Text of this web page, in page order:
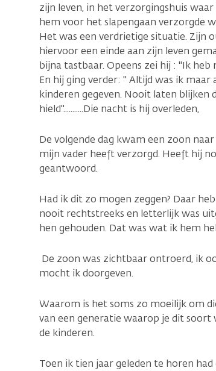
zijn leven, in het verzorgingshuis
hem voor het slapengaan verzorgde
Het was een verdrietige situatie. Zijn
hiervoor een einde aan zijn leven
bijna tastbaar. Opeens zei hij : "Ik
En hij ging verder: " Altijd was ik
kinderen gegeven. Nooit laten blijken
hield"...........Die nacht is hij overleden,
De volgende dag kwam een zoon
mijn vader heeft verzorgd. Heeft hij
geantwoord.
Had ik dit zo mogen zeggen? Daar
nooit rechtstreeks en letterlijk was
hen gehouden. Dat was wat ik hem
De zoon was zichtbaar ontroerd, ik
mocht ik doorgeven.
Waarom is het soms zo moeilijk om
van een generatie waarop je dit
de kinderen.
Toen ik tien jaar geleden te horen